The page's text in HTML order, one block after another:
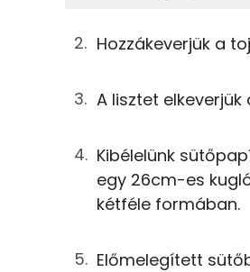
2g vaníliás cukor
33gfinomliszt
2gsütőpor
Töltelék
Hozzákeverjük a
A lisztet
Kibélelünk
egy 26cm-es
kétféle formában.
Előmelegített